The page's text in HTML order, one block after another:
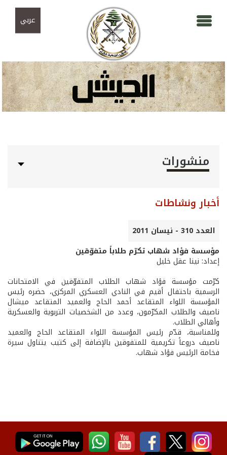
عربي
منشورات
أخبار ونشاطات
العدد 310 - نيسان 2011
مؤسسة فؤاد شهاب تكرّم طلاباً متفوّقين
إعداد: نينا عقل خليل
كرّمت مؤسسة فؤاد شهاب الطلاب المتفوّقين في الامتحانات
الرسمية باحتفال أقيم في النادي العسكري المركزي، حضره رئيس
المؤسسة اللواء المتقاعد أحمد الحاج والعميد المتقاعد ميشال
ناصيف والطلاب المكرّمون، وعدد من الشخصيات التربوية والعسكرية
وأهالي الطلاب.
وللمناسبة، قدّم رئيس المؤسسة اللواء المتقاعد الحاج والعميد
ناصيف دروعاً تكريمية للمتفوقين بالإضافة إلى كتيب يتناول سيرة
فخامة الرئيس فؤاد شهاب.